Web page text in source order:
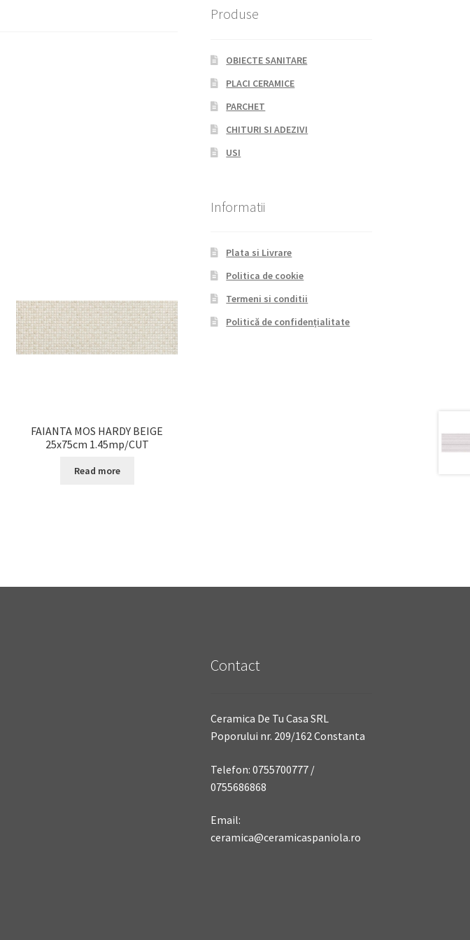
FAIANTA MOS HARDY BEIGE
25x75cm 1.45mp/CUT
Read more
Produse
OBIECTE SANITARE
PLACI CERAMICE
PARCHET
CHITURI SI ADEZIVI
USI
Informatii
Plata si Livrare
Politica de cookie
Termeni si conditii
Politică de confidențialitate
Contact
Ceramica De Tu Casa SRL
Poporului nr. 209/162 Constanta
Telefon: 0755700777 /
0755686868
Email:
ceramica@ceramicaspaniola.ro